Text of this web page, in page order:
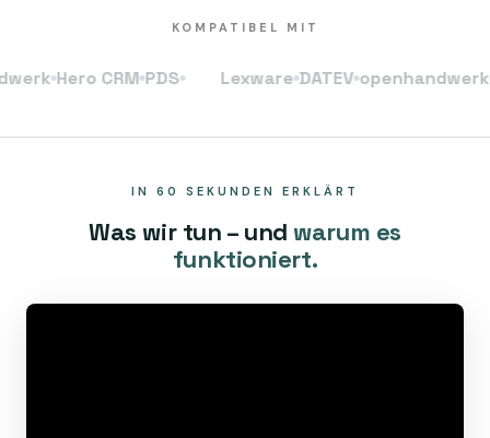
KOMPATIBEL MIT
Hero CRM PDS Lexware DATEV openhandwerk
IN 60 SEKUNDEN ERKLÄRT
Was wir tun – und warum es
funktioniert.